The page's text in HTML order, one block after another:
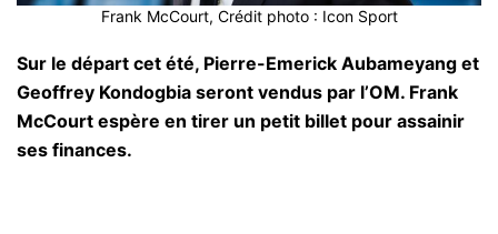
Frank McCourt, Crédit photo : Icon Sport
Sur le départ cet été, Pierre-Emerick Aubameyang et
Geoffrey Kondogbia seront vendus par l’OM. Frank
McCourt espère en tirer un petit billet pour assainir
ses finances.